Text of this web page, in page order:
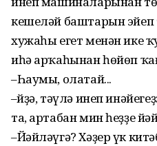
кешеләй баштарын эйеп
хужаһы егет менән ике
иһә арҡаһынан һөйөп
–Һаумы, олатай...
–Әйҙә, тәүлә инеп
та, артабан мин һеҙҙе
–Йәйләүгә? Хәҙер үк